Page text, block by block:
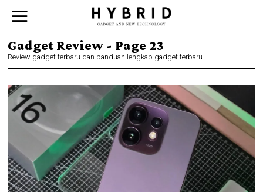
Gadget Review - Page 23
Review gadget terbaru dan panduan lengkap gadget terbaru.